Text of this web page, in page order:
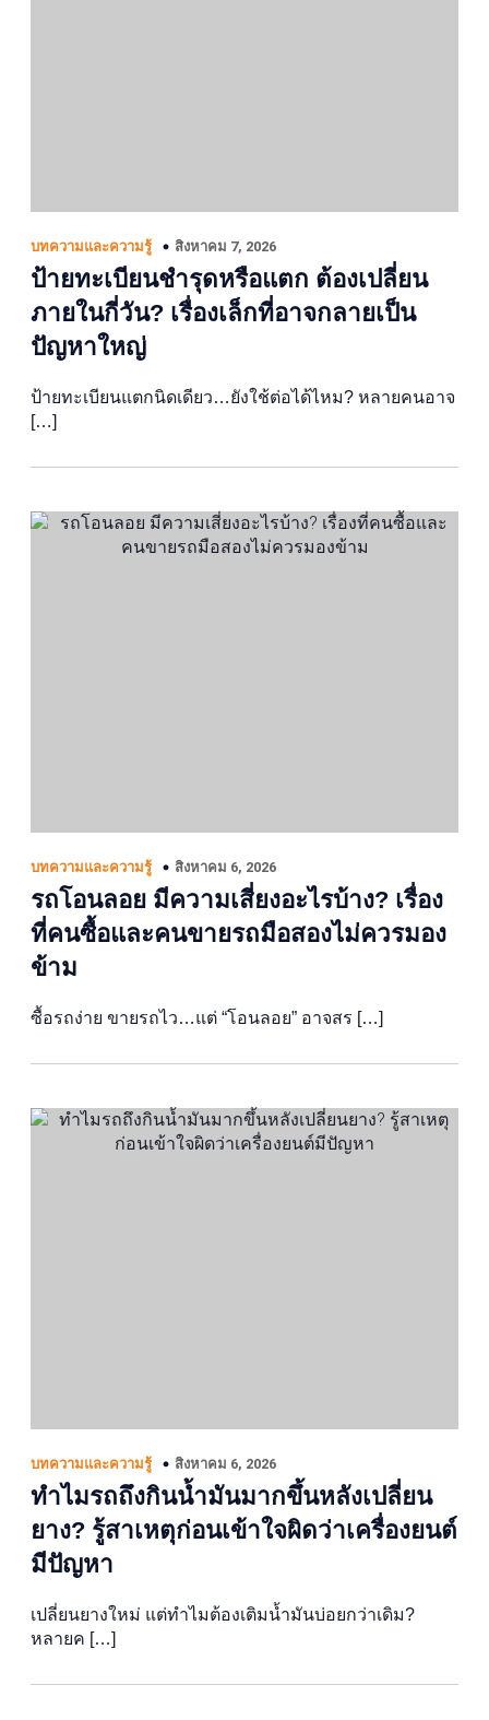
บทความและความรู้ สิงหาคม 7, 2026
ป้ายทะเบียนชำรุดหรือแตก ต้องเปลี่ยน
ภายในกี่วัน? เรื่องเล็กที่อาจกลายเป็น
ปัญหาใหญ่
ป้ายทะเบียนแตกนิดเดียว…ยังใช้ต่อได้ไหม? หลายคนอาจ
[…]
บทความและความรู้ สิงหาคม 6, 2026
รถโอนลอย มีความเสี่ยงอะไรบ้าง? เรื่อง
ที่คนซื้อและคนขายรถมือสองไม่ควรมอง
ข้าม
ซื้อรถง่าย ขายรถไว…แต่ “โอนลอย” อาจสร […]
บทความและความรู้ สิงหาคม 6, 2026
ทำไมรถถึงกินน้ำมันมากขึ้นหลังเปลี่ยน
ยาง? รู้สาเหตุก่อนเข้าใจผิดว่าเครื่องยนต์
มีปัญหา
เปลี่ยนยางใหม่ แต่ทำไมต้องเติมน้ำมันบ่อยกว่าเดิม?
หลายค […]